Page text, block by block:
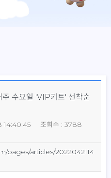
주 수요일 'VIP키트' 선착순
조회수 : 3788
14:40:45
pages/articles/2022042114